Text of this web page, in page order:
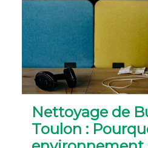
Nettoyage de
Toulon :